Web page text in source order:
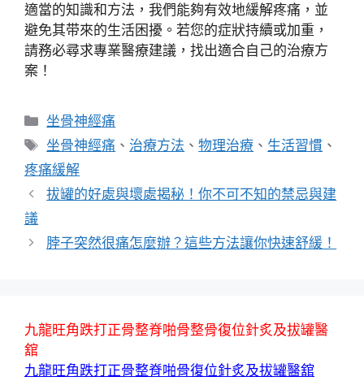
適當的知識和方法，我們能夠有效地緩解疼痛，並
避免其带來的生活困擾。若您的症狀持續或加重，
請務必尋求專業醫療建議，找出適合自己的治療方
案！
分
類
坐骨神經痛
標
籤
坐骨神經痛 、 治療方法 、物理治療 、 生活習慣 、
疼痛緩解
拔罐的好處與壞處揭秘！你不可不知的禁忌與建
議
脖子突然很痛怎麼辦？這些方法讓你快速舒緩！
九龍旺角跌打正骨整脊啪骨整骨復位針炙及拔罐醫
舘
九龍旺角跌打正骨整脊啪骨復位針炙及拔罐醫舘